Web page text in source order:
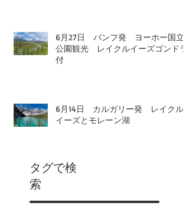
6月27日 バンフ発 ヨーホー国立
公園観光 レイクルイーズゴンドラ
付
6月14日 カルガリー発 レイクル
イーズとモレーン湖
タグで検
索